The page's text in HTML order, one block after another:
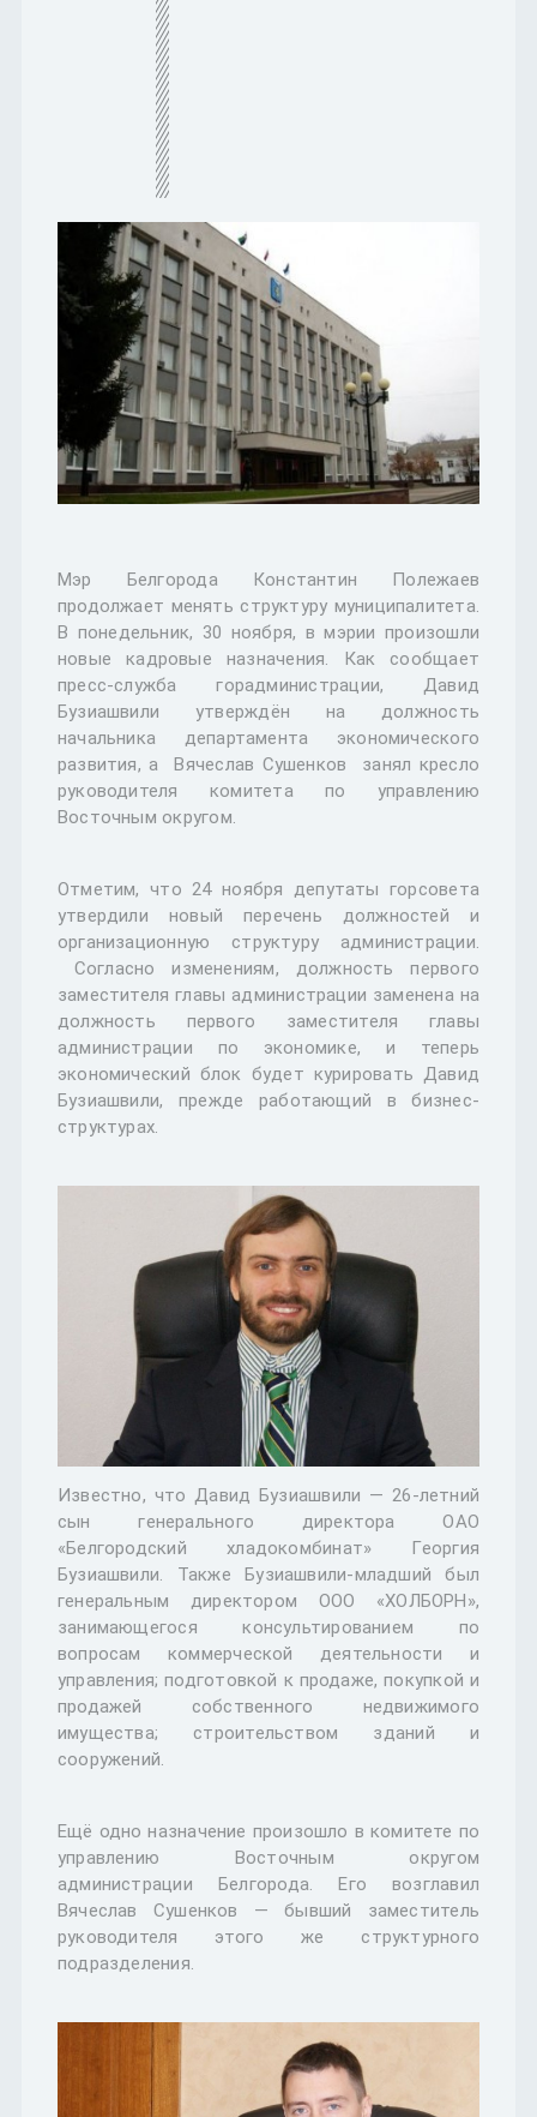
Мэр Белгорода Константин Полежаев
продолжает менять структуру муниципалитета.
В понедельник, 30 ноября, в мэрии произошли
новые кадровые назначения. Как сообщает
пресс-служба горадминистрации, Давид
Бузиашвили утверждён на должность
начальника департамента экономического
развития, а Вячеслав Сушенков занял кресло
руководителя комитета по управлению
Восточным округом.
Отметим, что 24 ноября депутаты горсовета
утвердили новый перечень должностей и
организационную структуру администрации.
Согласно изменениям, должность первого
заместителя главы администрации заменена на
должность первого заместителя главы
администрации по экономике, и теперь
экономический блок будет курировать Давид
Бузиашвили, прежде работающий в бизнес-
структурах.
Известно, что Давид Бузиашвили — 26-летний
сын генерального директора ОАО
«Белгородский хладокомбинат» Георгия
Бузиашвили. Также Бузиашвили-младший был
генеральным директором ООО «ХОЛБОРН»,
занимающегося консультированием по
вопросам коммерческой деятельности и
управления; подготовкой к продаже, покупкой и
продажей собственного недвижимого
имущества; строительством зданий и
сооружений.
Ещё одно назначение произошло в комитете по
управлению Восточным округом
администрации Белгорода. Его возглавил
Вячеслав Сушенков — бывший заместитель
руководителя этого же структурного
подразделения.